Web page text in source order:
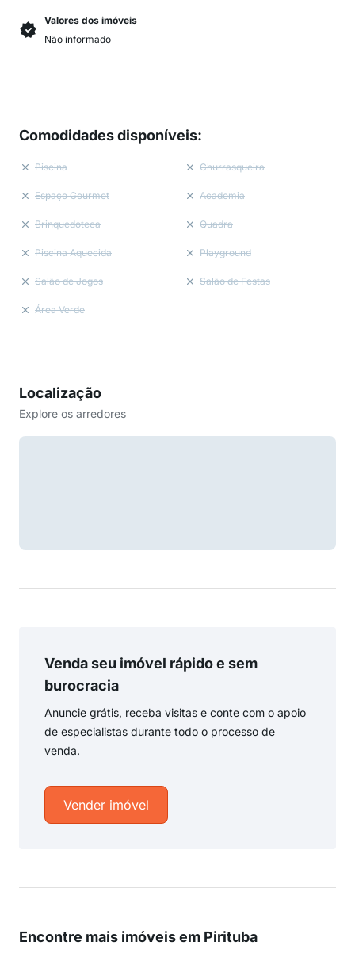
Valores dos imóveis
Não informado
Comodidades disponíveis:
Piscina Churrasqueira
Espaço Gourmet Academia
Brinquedoteca Quadra
Piscina Aquecida Playground
Salão de Jogos Salão de Festas
Área Verde
Localização
Explore os arredores
Venda seu imóvel rápido e sem
burocracia
Anuncie grátis, receba visitas e conte com o apoio
de especialistas durante todo o processo de
venda.
Vender imóvel
Encontre mais imóveis em Pirituba